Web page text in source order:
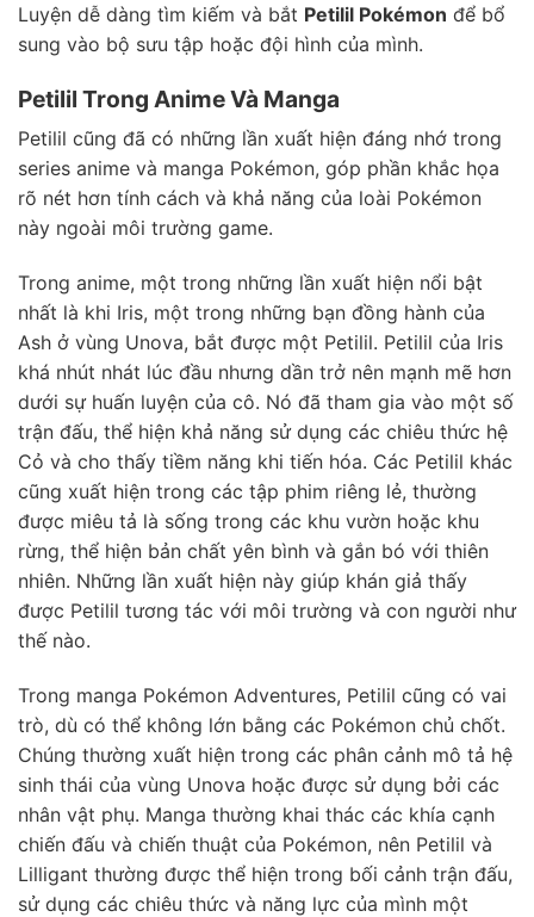
Luyện dễ dàng tìm kiếm và bắt Petilil Pokémon để bổ
sung vào bộ sưu tập hoặc đội hình của mình.
Petilil Trong Anime Và Manga
Petilil cũng đã có những lần xuất hiện đáng nhớ trong
series anime và manga Pokémon, góp phần khắc họa
rõ nét hơn tính cách và khả năng của loài Pokémon
này ngoài môi trường game.
Trong anime, một trong những lần xuất hiện nổi bật
nhất là khi Iris, một trong những bạn đồng hành của
Ash ở vùng Unova, bắt được một Petilil. Petilil của Iris
khá nhút nhát lúc đầu nhưng dần trở nên mạnh mẽ hơn
dưới sự huấn luyện của cô. Nó đã tham gia vào một số
trận đấu, thể hiện khả năng sử dụng các chiêu thức hệ
Cỏ và cho thấy tiềm năng khi tiến hóa. Các Petilil khác
cũng xuất hiện trong các tập phim riêng lẻ, thường
được miêu tả là sống trong các khu vườn hoặc khu
rừng, thể hiện bản chất yên bình và gắn bó với thiên
nhiên. Những lần xuất hiện này giúp khán giả thấy
được Petilil tương tác với môi trường và con người như
thế nào.
Trong manga Pokémon Adventures, Petilil cũng có vai
trò, dù có thể không lớn bằng các Pokémon chủ chốt.
Chúng thường xuất hiện trong các phân cảnh mô tả hệ
sinh thái của vùng Unova hoặc được sử dụng bởi các
nhân vật phụ. Manga thường khai thác các khía cạnh
chiến đấu và chiến thuật của Pokémon, nên Petilil và
Lilligant thường được thể hiện trong bối cảnh trận đấu,
sử dụng các chiêu thức và năng lực của mình một